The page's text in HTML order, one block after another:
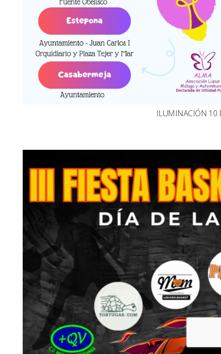
ILUMINACIÓN 10